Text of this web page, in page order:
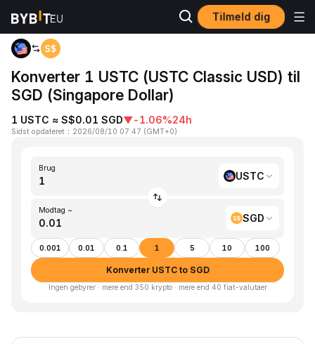
Tilmeld dig
Hjem USTC to SGD
Konverter 1 USTC (USTC Classic USD) til
SGD (Singapore Dollar)
1 USTC ≈ S$0.01 SGD▼-1.06%24h
Sidst opdateret ： 2026/08/10 07:47 (GMT+0)
Brug
USTC
Modtag ~
SGD
0.001 0.01 0.1 1 5 10 100
Konverter USTC to SGD
Ingen gebyrer · mere end 350 krypto · mere end 40 fiat-valutaer